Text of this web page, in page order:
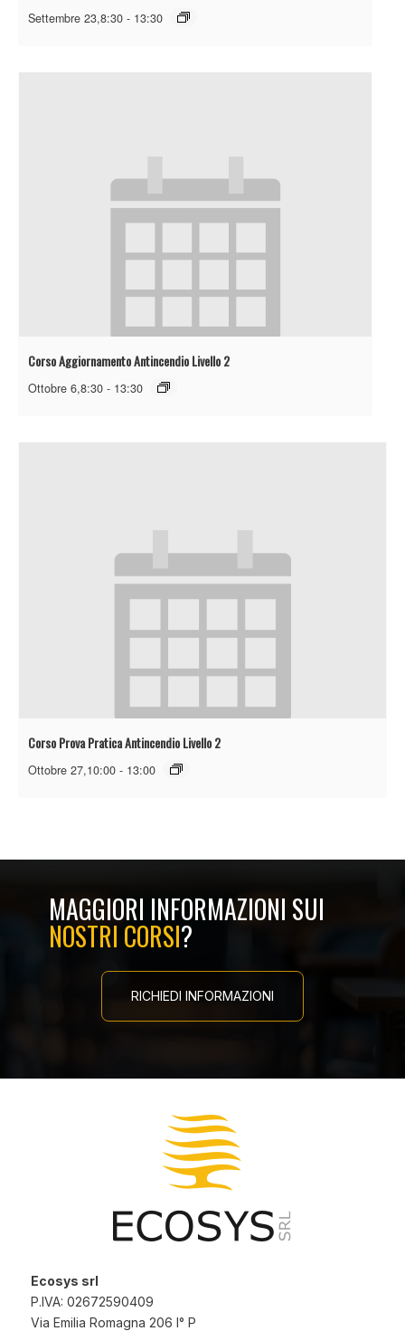
Settembre 23,8:30 - 13:30
Corso Aggiornamento Antincendio Livello 2
Ottobre 6,8:30 - 13:30
Corso Prova Pratica Antincendio Livello 2
Ottobre 27,10:00 - 13:00
MAGGIORI INFORMAZIONI SUI
NOSTRI CORSI?
RICHIEDI INFORMAZIONI
Ecosys srl
P.IVA: 02672590409
Via Emilia Romagna 206 I° P